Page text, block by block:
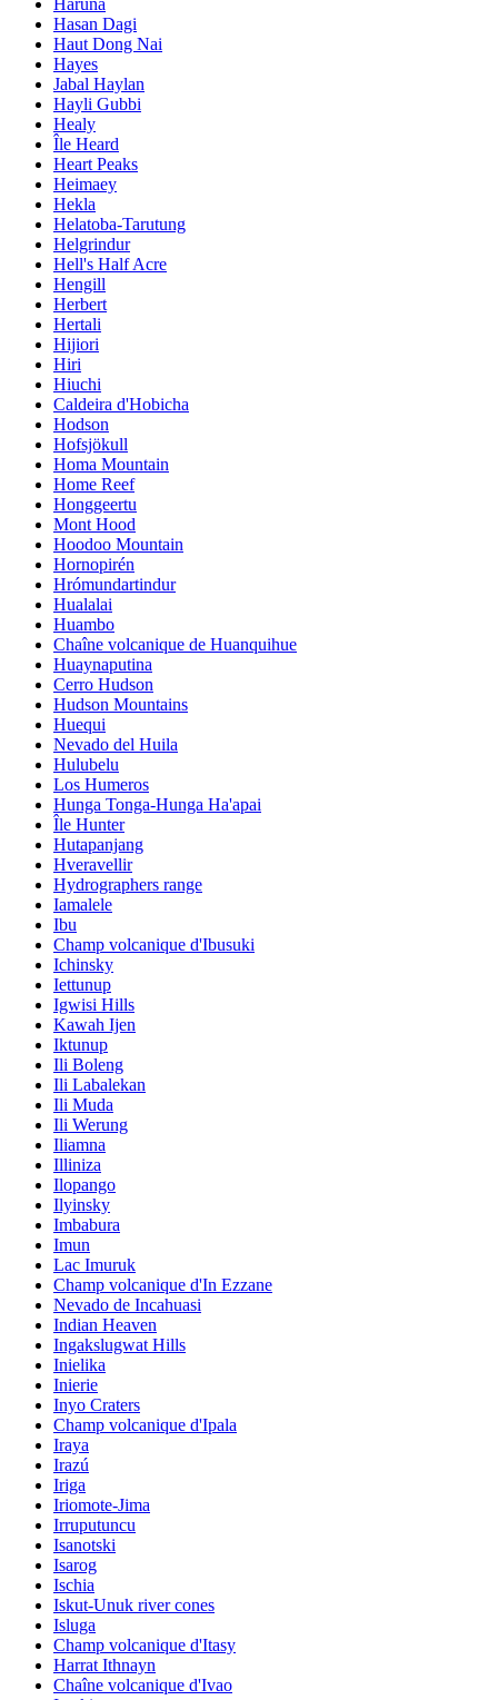
Hasan Dagi
Haut Dong Nai
Hayes
Jabal Haylan
Hayli Gubbi
Healy
Île Heard
Heart Peaks
Heimaey
Hekla
Helatoba-Tarutung
Helgrindur
Hell's Half Acre
Hengill
Herbert
Hertali
Hijiori
Hiri
Hiuchi
Caldeira d'Hobicha
Hodson
Hofsjökull
Homa Mountain
Home Reef
Honggeertu
Mont Hood
Hoodoo Mountain
Hornopirén
Hrómundartindur
Hualalai
Huambo
Chaîne volcanique de Huanquihue
Huaynaputina
Cerro Hudson
Hudson Mountains
Huequi
Nevado del Huila
Hulubelu
Los Humeros
Hunga Tonga-Hunga Ha'apai
Île Hunter
Hutapanjang
Hveravellir
Hydrographers range
Iamalele
Ibu
Champ volcanique d'Ibusuki
Ichinsky
Iettunup
Igwisi Hills
Kawah Ijen
Iktunup
Ili Boleng
Ili Labalekan
Ili Muda
Ili Werung
Iliamna
Illiniza
Ilopango
Ilyinsky
Imbabura
Imun
Lac Imuruk
Champ volcanique d'In Ezzane
Nevado de Incahuasi
Indian Heaven
Ingakslugwat Hills
Inielika
Inierie
Inyo Craters
Champ volcanique d'Ipala
Iraya
Irazú
Iriga
Iriomote-Jima
Irruputuncu
Isanotski
Isarog
Ischia
Iskut-Unuk river cones
Isluga
Champ volcanique d'Itasy
Harrat Ithnayn
Chaîne volcanique d'Ivao